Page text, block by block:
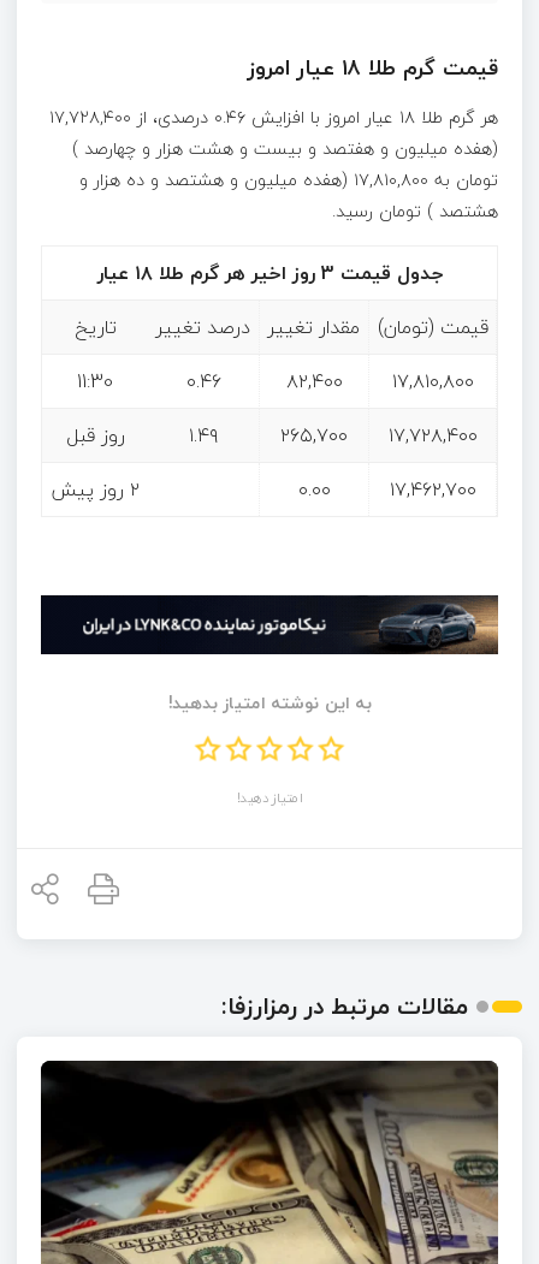
قیمت گرم طلا ۱۸ عیار امروز
هر گرم طلا ۱۸ عیار امروز با افزایش ۰.۴۶ درصدی، از ۱۷,۷۲۸,۴۰۰
(هفده میلیون و هفتصد و بیست و هشت هزار و چهارصد )
تومان به ۱۷,۸۱۰,۸۰۰ (هفده میلیون و هشتصد و ده هزار و
هشتصد ) تومان رسید.
جدول قیمت 3 روز اخیر هر گرم طلا ۱۸ عیار
قیمت (تومان)
مقدار تغییر درصد تغییر
تاریخ
۱۷,۸۱۰,۸۰۰
۸۲,۴۰۰ ۰.۴۶
11:30
۱۷,۷۲۸,۴۰۰
۲۶۵,۷۰۰ ۱.۴۹
روز قبل
۱۷,۴۶۲,۷۰۰
۰.۰۰ ۲ روز پیش
به این نوشته امتیاز بدهید!
امتیاز دهید!
مقالات مرتبط در رمزارزفا: